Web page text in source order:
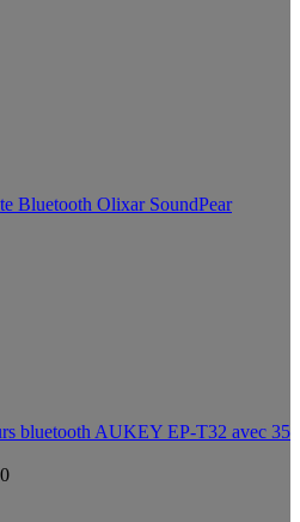
Bluetooth Olixar SoundPear
bluetooth AUKEY EP-T32 avec 35